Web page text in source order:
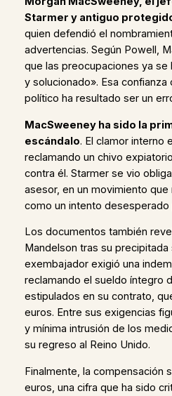
Starmer y antiguo
quien defendió el
advertencias. Según Powell,
que las preocupaciones ya se
y solucionado». Esa
político ha resultado ser un
MacSweeney ha sido la
escándalo. El clamor interno
reclamando un chivo
contra él. Starmer se vio
asesor, en un movimiento
como un intento desesperado
Los documentos también
Mandelson tras su precipitada
exembajador exigió una
reclamando el sueldo íntegro
estipulados en su contrato,
euros. Entre sus exigencias
y mínima intrusión de los
su regreso al Reino Unido.
Finalmente, la compensación
euros, una cifra que ha sido